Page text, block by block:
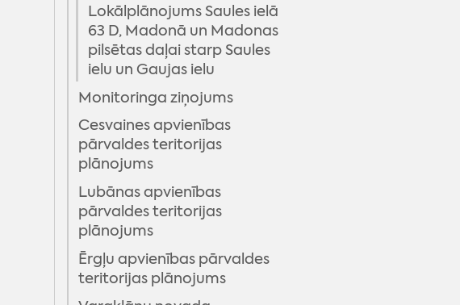
Lokālplānojums Saules ielā
63 D, Madonā un Madonas
pilsētas daļai starp Saules
ielu un Gaujas ielu
Monitoringa ziņojums
Cesvaines apvienības
pārvaldes teritorijas
plānojums
Lubānas apvienības
pārvaldes teritorijas
plānojums
Ērgļu apvienības pārvaldes
teritorijas plānojums